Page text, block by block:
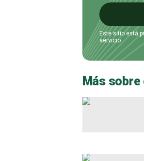
Este sitio está
servicio.
Más